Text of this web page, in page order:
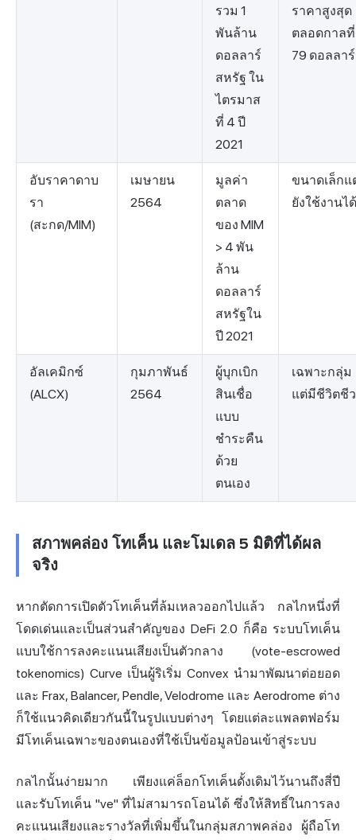
รวม 1
พันล้าน
ดอลลาร์
สหรัฐ ใน
ไตรมาส
ที่ 4 ปี
2021
ราคาสูงสุด
ตลอดกาลที่
79 ดอลลาร์
อับราคาดาบ
รา
(สะกด/MIM)
เมษายน
2564
มูลค่า
ตลาด
ของ MIM
> 4 พัน
ล้าน
ดอลลาร์
สหรัฐใน
ปี 2021
ขนาดเล็กแ
ยังใช้งานได้
อัลเคมิกซ์
(ALCX)
กุมภาพันธ์
2564
ผู้บุกเบิก
สินเชื่อ
แบบ
ชำระคืน
ด้วย
ตนเอง
เฉพาะกลุ่ม
แต่มีชีวิตชี
สภาพคล่อง โทเค็น และโมเดล 5 มิติที่ได้ผล
จริง
หากตัดการเปิดตัวโทเค็นที่ล้มเหลวออกไปแล้ว กลไกหนึ่งที่
โดดเด่นและเป็นส่วนสำคัญของ DeFi 2.0 ก็คือ ระบบโทเค็น
แบบใช้การลงคะแนนเสียงเป็นตัวกลาง (vote-escrowed
tokenomics) Curve เป็นผู้ริเริ่ม Convex นำมาพัฒนาต่อยอด
และ Frax, Balancer, Pendle, Velodrome และAerodrome ต่าง
ก็ใช้แนวคิดเดียวกันนี้ในรูปแบบต่างๆ โดยแต่ละแพลตฟอร์ม
มีโทเค็นเฉพาะของตนเองที่ใช้เป็นข้อมูลป้อนเข้าสู่ระบบ
กลไกนั้นง่ายมาก เพียงแค่ล็อกโทเค็นดั้งเดิมไว้นานถึงสี่ปี
และรับโทเค็น "ve" ที่ไม่สามารถโอนได้ ซึ่งให้สิทธิ์ในการลง
คะแนนเสียงและรางวัลที่เพิ่มขึ้นในกลุ่มสภาพคล่อง ผู้ถือโท